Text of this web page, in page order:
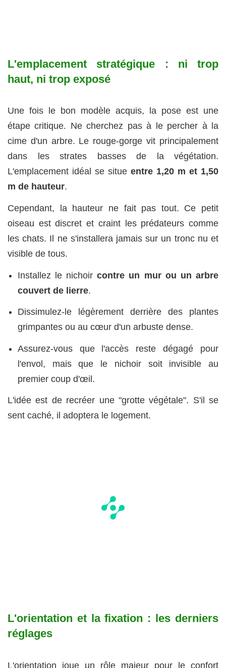
L'emplacement stratégique : ni trop
haut, ni trop exposé
Une fois le bon modèle acquis, la pose est une
étape critique. Ne cherchez pas à le percher à la
cime d'un arbre. Le rouge-gorge vit principalement
dans les strates basses de la végétation.
L'emplacement idéal se situe entre 1,20 m et 1,50
m de hauteur.
Cependant, la hauteur ne fait pas tout. Ce petit
oiseau est discret et craint les prédateurs comme
les chats. Il ne s'installera jamais sur un tronc nu et
visible de tous.
Installez le nichoircontre un mur ou un arbre
couvert de lierre.
Dissimulez-le légèrement derrière des plantes
grimpantes ou au cœur d'un arbuste dense.
Assurez-vous que l'accès reste dégagé pour
l'envol, mais que le nichoir soit invisible au
premier coup d'œil.
L'idée est de recréer une "grotte végétale". S'il se
sent caché, il adoptera le logement.
L'orientation et la fixation : les derniers
réglages
L'orientation joue un rôle majeur pour le confort